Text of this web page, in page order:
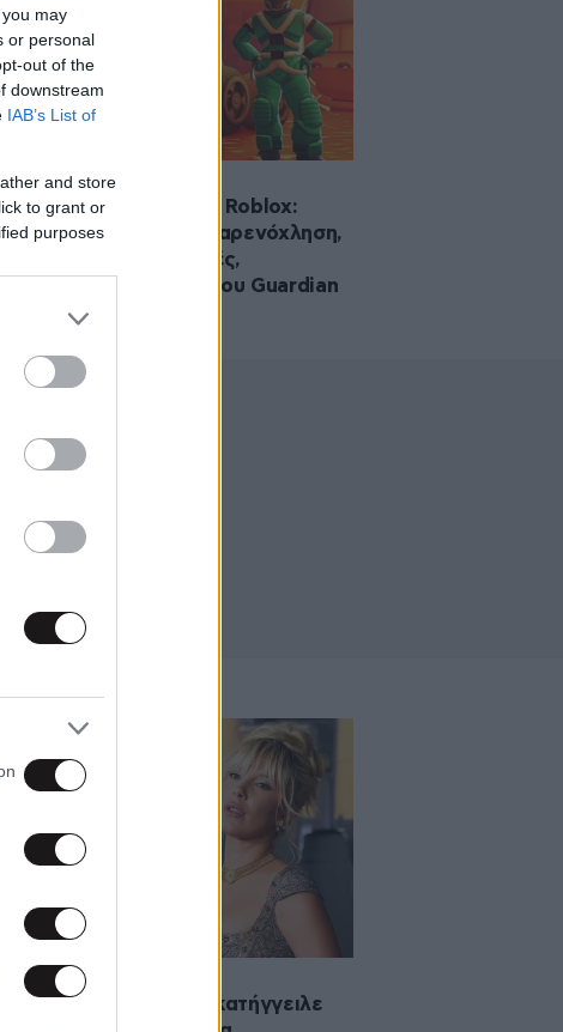
may
or personal
out of the
downstream
IAB’s List of
and store
to grant or
purposes
09:30
κόσμος του Roblox:
εκτεθειμένα σε παρενόχληση,
και προσβολές,
ρεπορτάζ του Guardian
12:45
Μίλι Μπόμπι Μπράουν κατήγγειλε